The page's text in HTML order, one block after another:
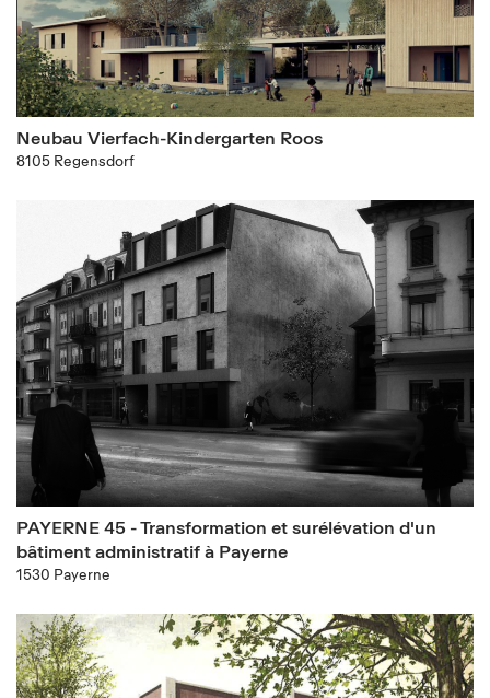
Neubau Vierfach-Kindergarten Roos
8105 Regensdorf
PAYERNE 45 - Transformation et surélévation d'un
bâtiment administratif à Payerne
1530 Payerne